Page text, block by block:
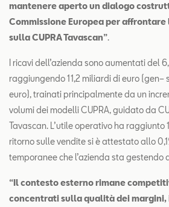
mantenere aperto un dialogo
Commissione Europea per
sulla CUPRA Tavascan”.
I ricavi dell’azienda sono aumentati del
raggiungendo 11,2 miliardi di euro (gen–
euro), trainati principalmente da un
volumi dei modelli CUPRA, guidato da
Tavascan. L’utile operativo ha raggiunto
ritorno sulle vendite si è attestato allo
temporanee che l’azienda sta gestendo
“Il contesto esterno rimane
concentrati sulla qualità dei